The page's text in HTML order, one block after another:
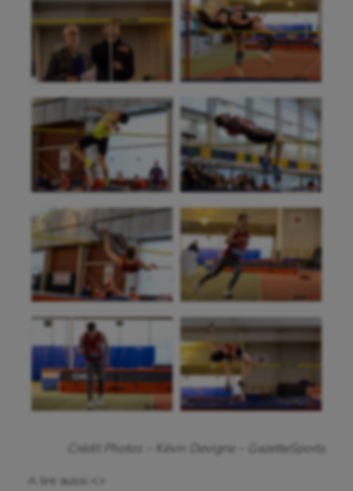
Crédit Photos – Kévin Devigne – GazetteSports
A lire aussi <>